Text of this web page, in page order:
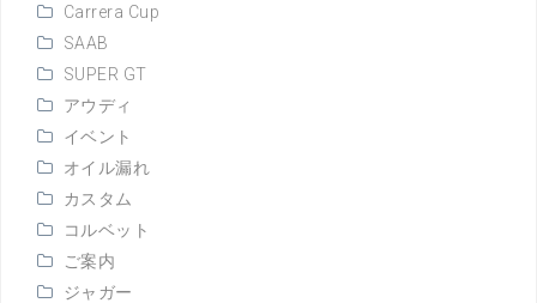
Carrera Cup
SAAB
SUPER GT
アウディ
イベント
オイル漏れ
カスタム
コルベット
ご案内
ジャガー